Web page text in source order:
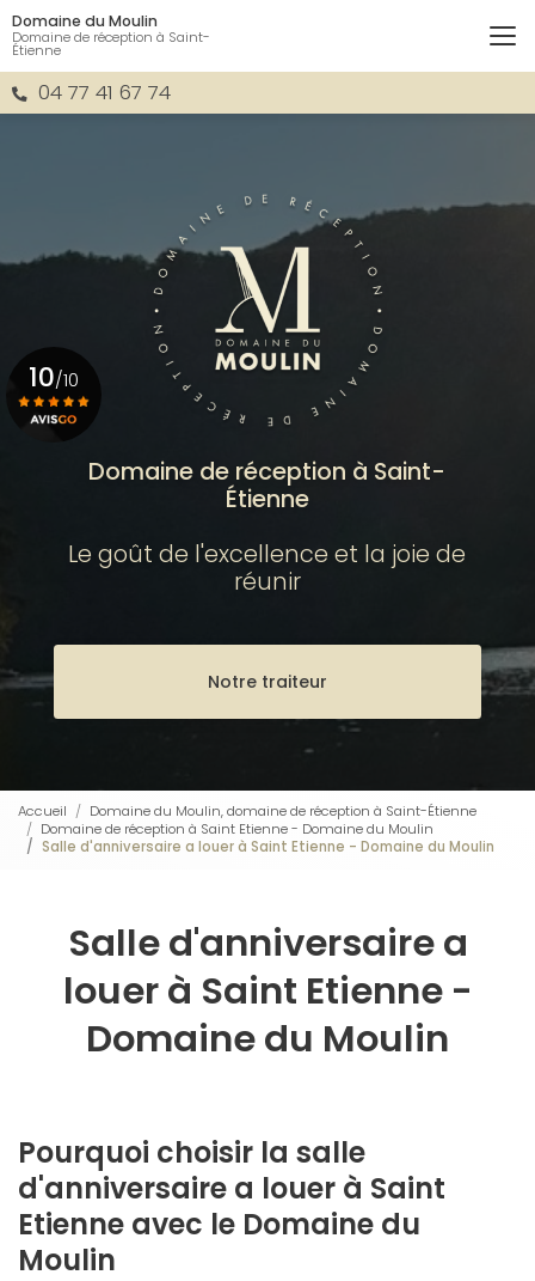
Aller
au
contenu
principal04 77 41 67 74
Domaine du Moulin
Domaine de réception à Saint-
Étienne
Domaine de réception à Saint-
Étienne
Le goût de l'excellence et la joie de
réunir
Notre traiteur
10/10
Accueil
Domaine du Moulin, domaine de réception à Saint-Étienne
Domaine de réception à Saint Etienne - Domaine du Moulin
Salle d'anniversaire a louer à Saint Etienne - Domaine du Moulin
Salle d'anniversaire a
louer à Saint Etienne -
Domaine du Moulin
Pourquoi choisir la salle
d'anniversaire a louer à Saint
Etienne avec le Domaine du
Moulin